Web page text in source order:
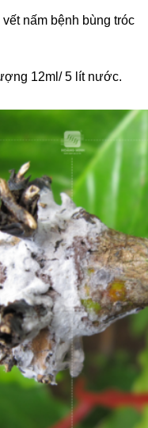
nấm bệnh bùng tróc
12ml/ 5 lít nước.